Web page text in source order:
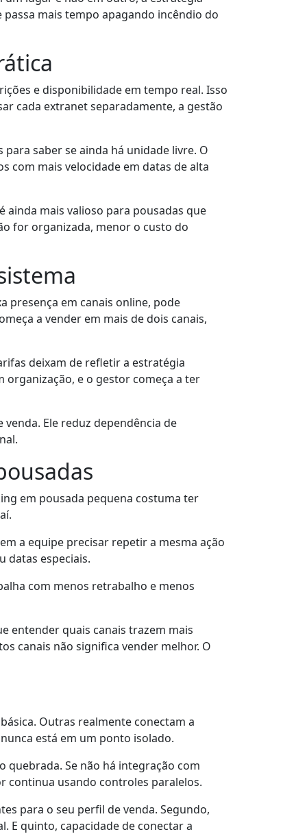
mais tempo apagando incêndio do
e disponibilidade em tempo real. Isso
cada extranet separadamente, a gestão
saber se ainda há unidade livre. O
com mais velocidade em datas de alta
ainda mais valioso para pousadas que
for organizada, menor o custo do
presença em canais online, pode
a vender em mais de dois canais,
deixam de refletir a estratégia
organização, e o gestor começa a ter
Ele reduz dependência de
em pousada pequena costuma ter
a equipe precisar repetir a mesma ação
datas especiais.
com menos retrabalho e menos
entender quais canais trazem mais
canais não significa vender melhor. O
Outras realmente conectam a
está em um ponto isolado.
quebrada. Se não há integração com
continua usando controles paralelos.
para o seu perfil de venda. Segundo,
E quinto, capacidade de conectar a